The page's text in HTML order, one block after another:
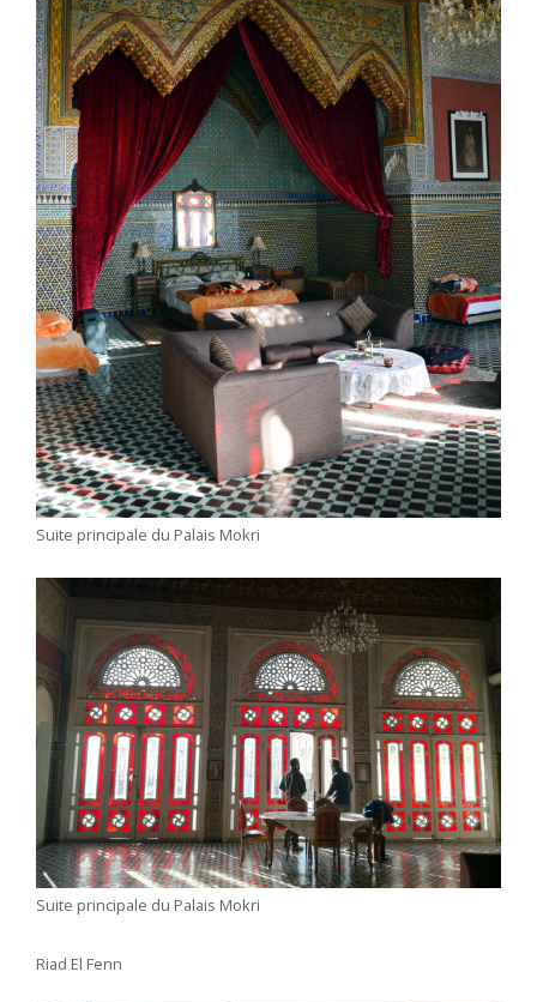
Suite principale du Palais Mokri
Suite principale du Palais Mokri
Riad El Fenn